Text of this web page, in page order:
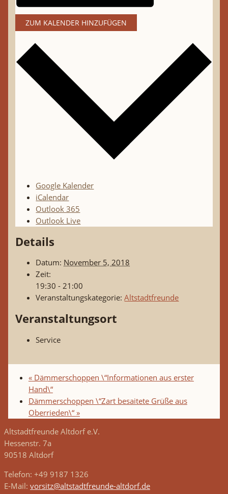
ZUM KALENDER HINZUFÜGEN
Google Kalender
iCalendar
Outlook 365
Outlook Live
Details
Datum: November 5, 2018
Zeit:
19:30 - 21:00
Veranstaltungskategorie: Altstadtfreunde
Veranstaltungsort
Service
«Dämmerschoppen \“Informationen aus erster
Hand\“
Dämmerschoppen \“Zart besaitete Grüße aus
Oberrieden\“ »
Altstadtfreunde Altdorf e.V.
Hessenstr. 7a
90518 Altdorf
Telefon: +49 9187 1326
E-Mail: vorsitz@altstadtfreunde-altdorf.de